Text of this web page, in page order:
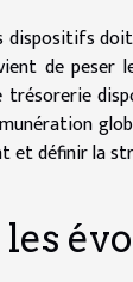
dispositifs
de
et définir la